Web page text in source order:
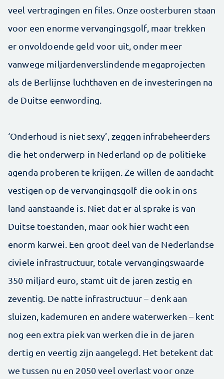
veel vertragingen en files. Onze oosterburen staan
voor een enorme vervangingsgolf, maar trekken
er onvoldoende geld voor uit, onder meer
vanwege miljardenverslindende megaprojecten
als de Berlijnse luchthaven en de investeringen na
de Duitse eenwording.
‘Onderhoud is niet sexy’, zeggen infrabeheerders
die het onderwerp in Nederland op de politieke
agenda proberen te krijgen. Ze willen de aandacht
vestigen op de vervangingsgolf die ook in ons
land aanstaande is. Niet dat er al sprake is van
Duitse toestanden, maar ook hier wacht een
enorm karwei. Een groot deel van de Nederlandse
civiele infrastructuur, totale vervangingswaarde
350 miljard euro, stamt uit de jaren zestig en
zeventig. De natte infrastructuur – denk aan
sluizen, kademuren en andere waterwerken – kent
nog een extra piek van werken die in de jaren
dertig en veertig zijn aangelegd. Het betekent dat
we tussen nu en 2050 veel overlast voor onze